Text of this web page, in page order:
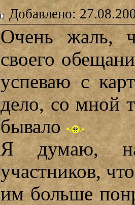
Добавлено:
Очень жаль,
своего
успеваю с
дело, со мной
бывало
Я думаю,
участников,
им больше